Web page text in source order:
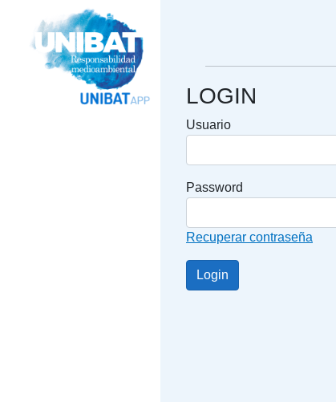
LOGIN
Usuario
Password
Recuperar contraseña
Login